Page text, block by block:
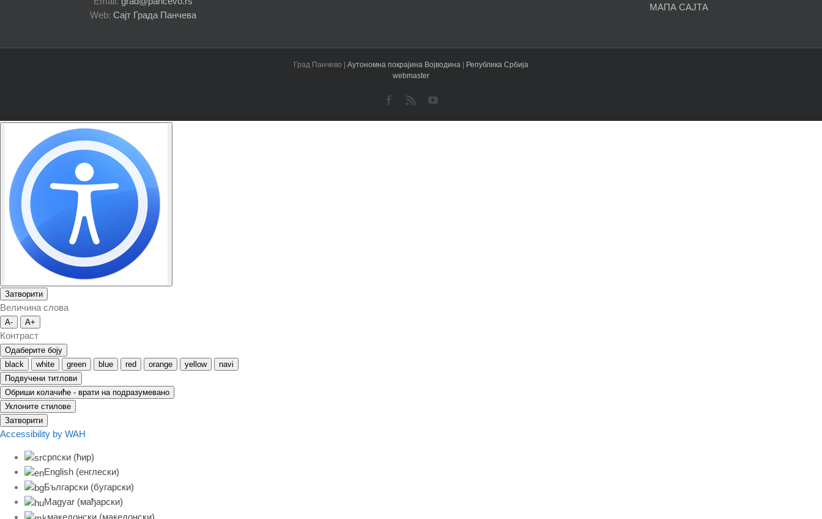
Web: Сајт Града Панчева
МАПА САЈТА
Град Панчево | Аутономна покрајина Војводина | Република Србија
webmaster
Facebook
Rss YouTube
Затворити
Величина слова
A- A+
Контраст
Одаберите боју
black
white green blue red orange yellow
navi
Подвучени титлови
Обриши колачиће - врати на подразумевано
Уклоните стилове
Затворити
Accessibility by WAH
српски (ћир)
English (енглески)
Български (бугарски)
Magyar (мађарски)
македонски (македонски)